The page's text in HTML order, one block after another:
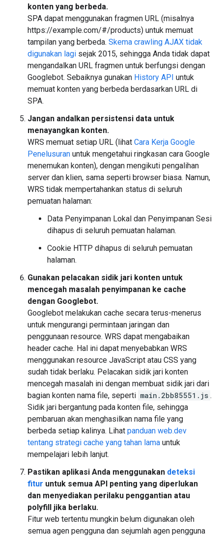
konten yang berbeda.
SPA dapat menggunakan fragmen URL (misalnya
https://example.com/#/products) untuk memuat
tampilan yang berbeda. Skema crawling AJAX tidak
digunakan lagi sejak 2015, sehingga Anda tidak dapat
mengandalkan URL fragmen untuk berfungsi dengan
Googlebot. Sebaiknya gunakan History API untuk
memuat konten yang berbeda berdasarkan URL di
SPA.
Jangan andalkan persistensi data untuk
menayangkan konten.
WRS memuat setiap URL (lihat Cara Kerja Google
Penelusuran untuk mengetahui ringkasan cara Google
menemukan konten), dengan mengikuti pengalihan
server dan klien, sama seperti browser biasa. Namun,
WRS tidak mempertahankan status di seluruh
pemuatan halaman:
Data Penyimpanan Lokal dan Penyimpanan Sesi
dihapus di seluruh pemuatan halaman.
Cookie HTTP dihapus di seluruh pemuatan
halaman.
Gunakan pelacakan sidik jari konten untuk
mencegah masalah penyimpanan ke cache
dengan Googlebot.
Googlebot melakukan cache secara terus-menerus
untuk mengurangi permintaan jaringan dan
penggunaan resource. WRS dapat mengabaikan
header cache. Hal ini dapat menyebabkan WRS
menggunakan resource JavaScript atau CSS yang
sudah tidak berlaku. Pelacakan sidik jari konten
mencegah masalah ini dengan membuat sidik jari dari
bagian konten nama file, seperti main.2bb85551.js .
Sidik jari bergantung pada konten file, sehingga
pembaruan akan menghasilkan nama file yang
berbeda setiap kalinya. Lihat panduan web.dev
tentang strategi cache yang tahan lama untuk
mempelajari lebih lanjut.
Pastikan aplikasi Anda menggunakan deteksi
fitur untuk semua API penting yang diperlukan
dan menyediakan perilaku penggantian atau
polyfill jika berlaku.
Fitur web tertentu mungkin belum digunakan oleh
semua agen pengguna dan sejumlah agen pengguna